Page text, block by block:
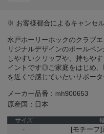
※ お客様都合によるキャンセ
水戸ホーリーホックのクラブ
リジナルデザインのボールペ
しやすいクリップや、持ちや
イントです◎ご家庭をはじめ
を近くで感じていたいサポー
メーカー品番：mh900653
原産国：日本
サイズ
- [モチーフ